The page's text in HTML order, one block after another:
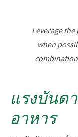
Leverage
when
แรงบันด
อาหาร